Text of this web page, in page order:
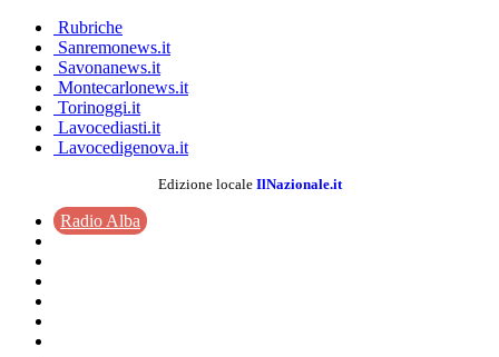
Rubriche
Sanremonews.it
Savonanews.it
Montecarlonews.it
Torinoggi.it
Lavocediasti.it
Lavocedigenova.it
Edizione locale IlNazionale.it
Radio Alba